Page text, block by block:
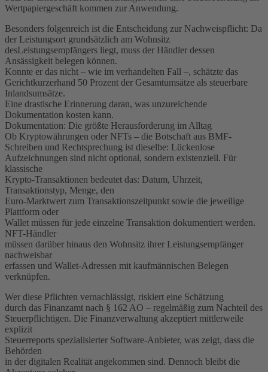
Wertpapiergeschäft kommen zur Anwendung.
Besonders folgenreich ist die Entscheidung zur Nachweispflicht: Da
der Leistungsort grundsätzlich am Wohnsitz
desLeistungsempfängers liegt, muss der Händler dessen
Ansässigkeit belegen können.
Konnte er das nicht – wie im verhandelten Fall –, schätzte das
Gerichtkurzerhand 50 Prozent der Gesamtumsätze als steuerbare
Inlandsumsätze.
Eine drastische Erinnerung daran, was unzureichende
Dokumentation kosten kann.
Dokumentation: Die größte Herausforderung im Alltag
Ob Kryptowährungen oder NFTs – die Botschaft aus BMF-
Schreiben und Rechtsprechung ist dieselbe: Lückenlose
Aufzeichnungen sind nicht optional, sondern existenziell. Für
klassische
Krypto-Transaktionen bedeutet das: Datum, Uhrzeit,
Transaktionstyp, Menge, den
Euro-Marktwert zum Transaktionszeitpunkt sowie die jeweilige
Plattform oder
Wallet müssen für jede einzelne Transaktion dokumentiert werden.
NFT-Händler
müssen darüber hinaus den Wohnsitz ihrer Leistungsempfänger
nachweisbar
erfassen und Wallet-Adressen mit kaufmännischen Belegen
verknüpfen.
Wer diese Pflichten vernachlässigt, riskiert eine Schätzung
durch das Finanzamt nach § 162 AO – regelmäßig zum Nachteil des
Steuerpflichtigen. Die Finanzverwaltung akzeptiert mittlerweile
explizit
Steuerreports spezialisierter Software-Anbieter, was zeigt, dass die
Behörden
in der digitalen Realität angekommen sind. Dennoch bleibt die